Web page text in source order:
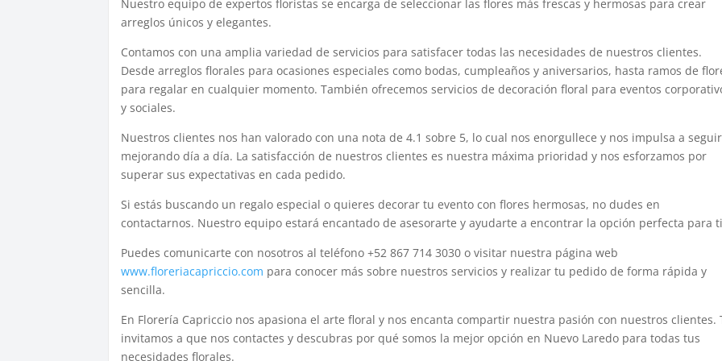
Nuestro equipo de expertos floristas se encarga de seleccionar las flores más frescas y hermosas para crear
arreglos únicos y elegantes.
Contamos con una amplia variedad de servicios para satisfacer todas las necesidades de nuestros clientes.
Desde arreglos florales para ocasiones especiales como bodas, cumpleaños y aniversarios, hasta ramos de
para regalar en cualquier momento. También ofrecemos servicios de decoración floral para eventos
y sociales.
Nuestros clientes nos han valorado con una nota de 4.1 sobre 5, lo cual nos enorgullece y nos impulsa a seguir
mejorando día a día. La satisfacción de nuestros clientes es nuestra máxima prioridad y nos esforzamos por
superar sus expectativas en cada pedido.
Si estás buscando un regalo especial o quieres decorar tu evento con flores hermosas, no dudes en
contactarnos. Nuestro equipo estará encantado de asesorarte y ayudarte a encontrar la opción perfecta para
Puedes comunicarte con nosotros al teléfono +52 867 714 3030 o visitar nuestra página web
www.floreriacapriccio.com para conocer más sobre nuestros servicios y realizar tu pedido de forma rápida y
sencilla.
En Florería Capriccio nos apasiona el arte floral y nos encanta compartir nuestra pasión con nuestros clientes.
invitamos a que nos contactes y descubras por qué somos la mejor opción en Nuevo Laredo para todas tus
necesidades florales.